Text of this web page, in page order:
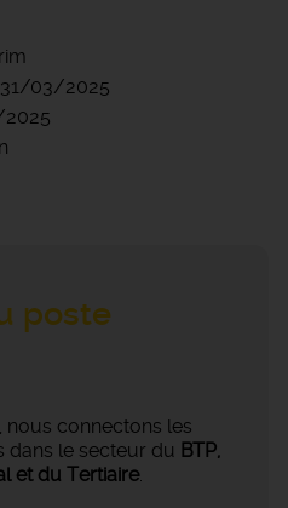
31/03/2025
poste
, nous connectons les
dans le secteur du BTP,
et du Tertiaire.